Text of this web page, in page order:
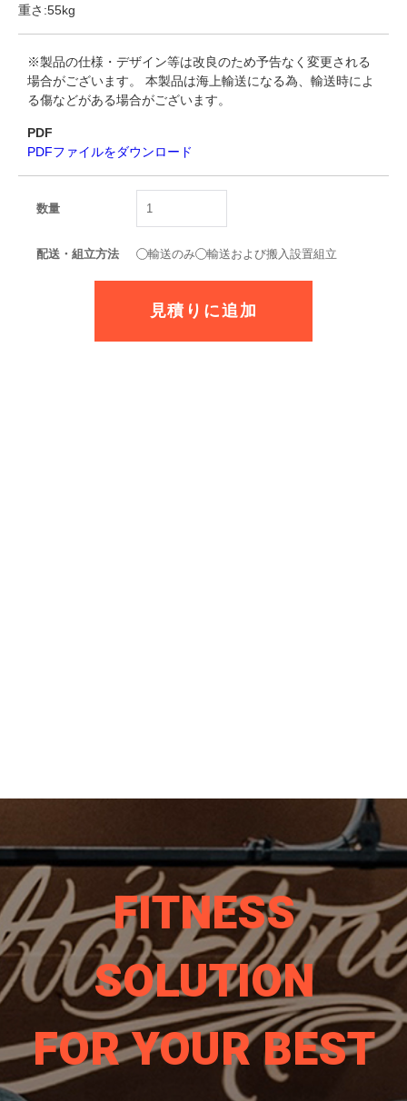
重さ:55kg
※製品の仕様・デザイン等は改良のため予告なく変更される
場合がございます。 本製品は海上輸送になる為、輸送時によ
る傷などがある場合がございます。
PDF
PDFファイルをダウンロード
数量
配送・組立方法 輸送のみ 輸送および搬入設置組立
FITNESS
SOLUTION
FOR YOUR BEST